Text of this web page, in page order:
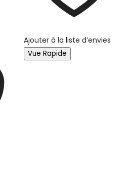
Ajouter à la liste d’envies
Vue Rapide